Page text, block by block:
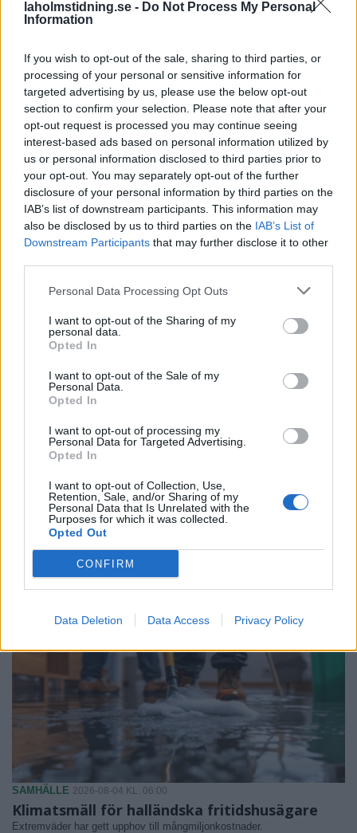
laholmstidning.se - Do Not Process My Personal
Information
If you wish to opt-out of the sale, sharing to third parties, or
processing of your personal or sensitive information for
targeted advertising by us, please use the below opt-out
section to confirm your selection. Please note that after your
opt-out request is processed you may continue seeing
interest-based ads based on personal information utilized by
us or personal information disclosed to third parties prior to
your opt-out. You may separately opt-out of the further
disclosure of your personal information by third parties on the
IAB’s list of downstream participants. This information may
also be disclosed by us to third parties on the IAB’s List of
Downstream Participants that may further disclose it to other
Personal Data Processing Opt Outs
I want to opt-out of the Sharing of my
personal data.
Opted In
I want to opt-out of the Sale of my
Personal Data.
Opted In
I want to opt-out of processing my
Personal Data for Targeted Advertising.
Opted In
I want to opt-out of Collection, Use,
Retention, Sale, and/or Sharing of my
Personal Data that Is Unrelated with the
Purposes for which it was collected.
Opted Out
CONFIRM
Data Deletion Data Access Privacy Policy
NYHETER 2026-08-05 KL. 01:06
Våldsam brand i
Laholm – radhus
står i lågor
Brandmästare Andreas
NYHETER 2026-08-04 KL. 16:53
Polishelikopter
jagade
skogsflyende
dieseltjuv
dränkt i målarfärg
SAMHÄLLE 2026-08-04 KL. 06:00
Klimatsmäll för halländska fritidshusägare
Extremväder har gett upphov till mångmiljonkostnader.